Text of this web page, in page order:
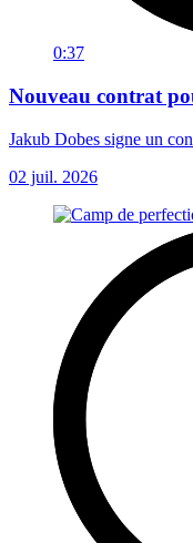
0:37
Nouveau contrat
Jakub Dobes signe un
02 juil. 2026